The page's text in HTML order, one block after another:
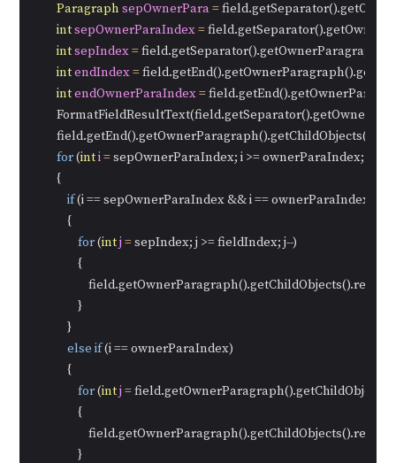
Paragraph sepOwnerPara=
intsepOwnerParaIndex=
intsepIndex=
intendIndex=
intendOwnerParaIndex=
for (inti= sepOwnerParaIndex; i >= ownerParaIndex; i--)
        {
if (i == sepOwnerParaIndex && i == ownerParaIndex)
            {
for (intj = sepIndex; j >= fieldIndex; j--)
                {
                }
            }
else if (i == ownerParaIndex)
            {
for (intj =
                {
                }